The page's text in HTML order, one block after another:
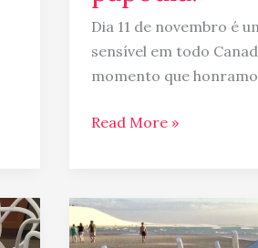
Dia 11 de novembro é
sensível em todo
momento que
Read More »
Presente
brasileiro